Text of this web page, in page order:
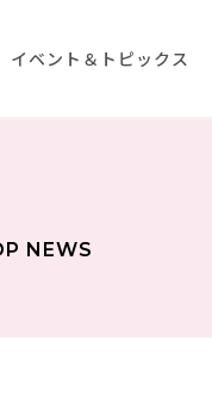
イベント＆トピックス
NEWS